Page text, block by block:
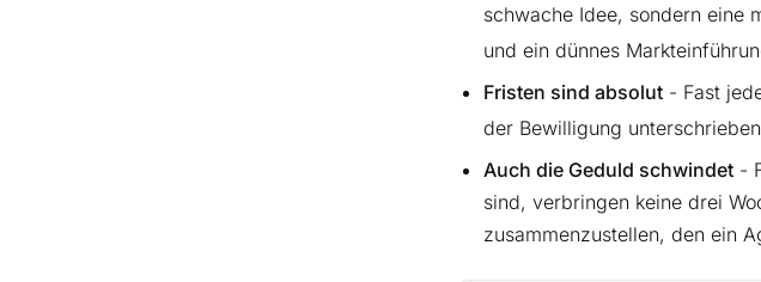
schwache Idee, sondern eine
und ein dünnes
Fristen sind absolut - Fast
der Bewilligung
Auch die Geduld schwindet -
sind, verbringen keine drei
zusammenzustellen, den ein